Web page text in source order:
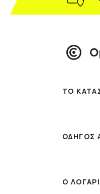
ΤΟ
ΟΔΗΓΟΣ
Ο